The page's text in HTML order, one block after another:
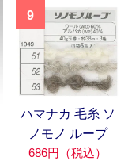
9
ハマナカ 毛糸 ソ
ノモノ ループ
686円（税込）